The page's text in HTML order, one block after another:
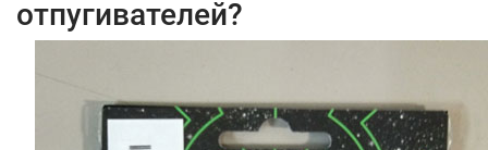
отпугивателей?